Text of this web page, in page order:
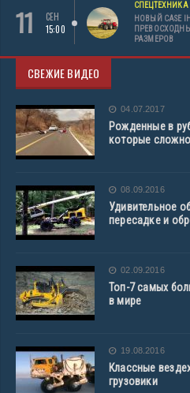
11
СЕН
15:00
СПЕЦТЕХНИКА
НОВЫЙ CASE
РАЗМЕРОВ
СВЕЖИЕ ВИДЕО
04.07.2017
Рожденные в
которые
08.09.2016
Удивительное
пересадке и
02.09.2016
Топ-7 самых
в мире
19.08.2016
Классные
грузовики